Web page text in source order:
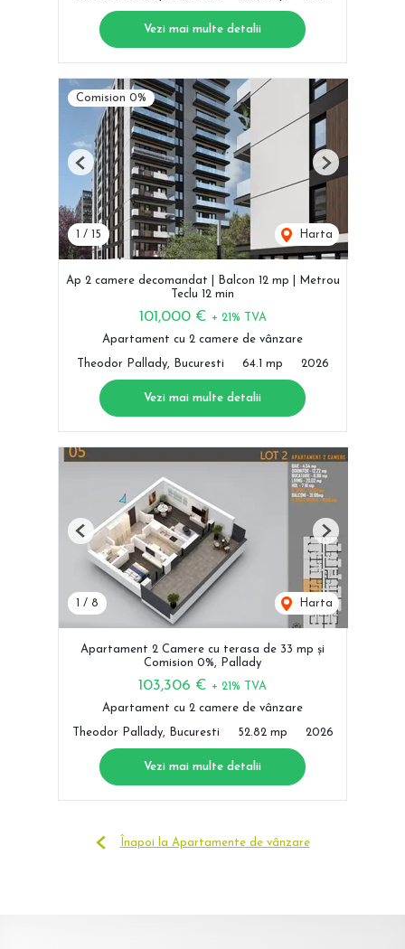
Vezi mai multe detalii
Comision 0%
/ 15 Harta
Previous Next
Ap 2 camere decomandat | Balcon 12 mp | Metrou
Teclu 12 min
101,000 € + 21% TVA
Apartament cu 2 camere de vânzare
Theodor Pallady, Bucuresti 64.1 mp 2026
Vezi mai multe detalii
1 / 8 Harta
Previous Next
Apartament 2 Camere cu terasa de 33 mp și
Comision 0%, Pallady
103,306 € + 21% TVA
Apartament cu 2 camere de vânzare
Theodor Pallady, Bucuresti 52.82 mp 2026
Vezi mai multe detalii
Înapoi la Apartamente de vânzare